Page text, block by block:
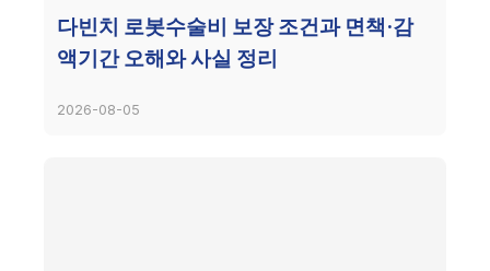
다빈치 로봇수술비 보장 조건과 면책·감
액기간 오해와 사실 정리
2026-08-05